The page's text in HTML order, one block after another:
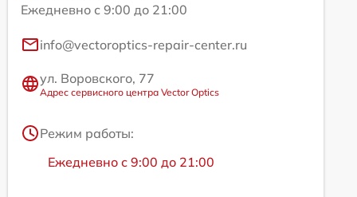
Ежедневно с 9:00 до 21:00
info@vectoroptics-repair-center.ru
ул. Воровского, 77
Адрес сервисного центра Vector Optics
Режим работы:
Ежедневно с 9:00 до 21:00